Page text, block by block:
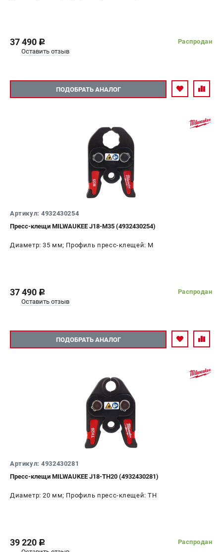
37 490 c
Распродан
Оставить отзыв
ПОДОБРАТЬ АНАЛОГ
Артикул: 4932430254
Пресс-клещи MILWAUKEE J18-M35 (4932430254)
Диаметр: 35 мм; Профиль пресс-клещей: M
37 490 c
Распродан
Оставить отзыв
ПОДОБРАТЬ АНАЛОГ
Артикул: 4932430281
Пресс-клещи MILWAUKEE J18-TH20 (4932430281)
Диаметр: 20 мм; Профиль пресс-клещей: ТН
39 220 c
Распродан